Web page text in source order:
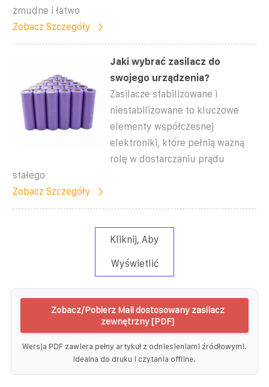
żmudne i łatwo
Zobacz Szczegóły
Jaki wybrać zasilacz do
swojego urządzenia?
Zasilacze stabilizowane i
niestabilizowane to kluczowe
elementy współczesnej
elektroniki, które pełnią ważną
rolę w dostarczaniu prądu
stałego
Zobacz Szczegóły
Kliknij, Aby
Wyświetlić
Zobacz/Pobierz Mali dostosowany zasilacz
zewnętrzny [PDF]
Wersja PDF zawiera pełny artykuł z odniesieniami źródłowymi.
Idealna do druku i czytania offline.